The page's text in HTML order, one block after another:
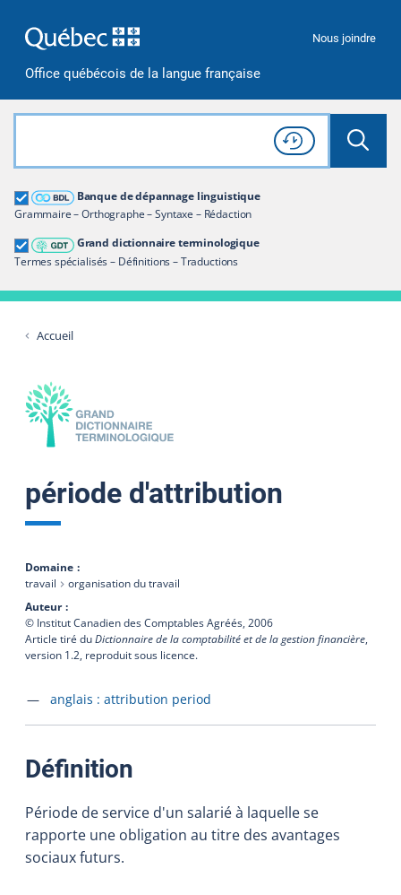
Office québécois de la langue française
Nous joindre
Rechercher dans tout le site
Lancer
Consulter l'
Historique
de recherche
Banque de dépannage linguistique
Grammaire – Orthographe – Syntaxe – Rédaction
Grand dictionnaire terminologique
Termes spécialisés – Définitions – Traductions
Grand dictionnaire terminologique
Restreindre aux termes
Accueil
période d'attribution
Domaine
travail
organisation du travail
Auteur
© Institut Canadien des Comptables Agréés, 2006
Article tiré duDictionnaire de la comptabilité et de la gestion financière,
version 1.2, reproduit sous licence.
Accéder à la fiche en
anglais : attribution period
Définition
Période de service d'un salarié à laquelle se
rapporte une obligation au titre des avantages
sociaux futurs.